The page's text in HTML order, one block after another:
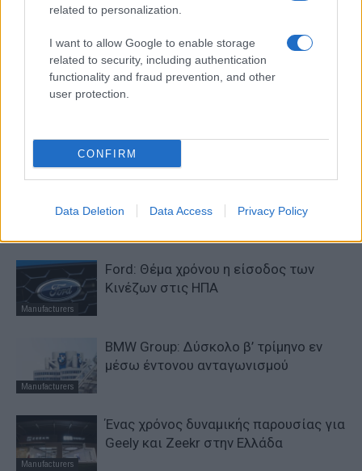
related to personalization.
I want to allow Google to enable storage
related to security, including authentication
functionality and fraud prevention, and other
user protection.
CONFIRM
Data Deletion Data Access Privacy Policy
ΠΕΡΙΣΣΟΤΕΡΑ ΑΠΟ ΤΟΝ ΔΗΜΙΟΥΡΓΟ
αναδιάρθρωσης
Manufacturers
Ford: Θέμα χρόνου η είσοδος των
Κινέζων στις ΗΠΑ
Manufacturers
BMW Group: Δύσκολο β’ τρίμηνο εν
μέσω έντονου ανταγωνισμού
Manufacturers
Ένας χρόνος δυναμικής παρουσίας για
Geely και Zeekr στην Ελλάδα